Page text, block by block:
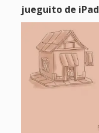
jueguito de iPad